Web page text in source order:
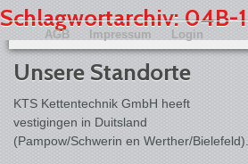
Schlagwortarchiv: 04B-1
Unsere Standorte
KTS Kettentechnik GmbH heeft
vestigingen in Duitsland
(Pampow/Schwerin en Werther/Bielefeld).
AGB Impressum Login